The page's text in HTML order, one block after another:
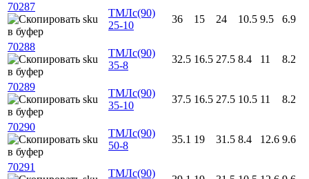
70287
ТМЛс(90)
25-10
36 15 24 10.5 9.5 6.9
70288
ТМЛс(90)
35-8
32.5 16.5 27.5 8.4 11 8.2
70289
ТМЛс(90)
35-10
37.5 16.5 27.5 10.5 11 8.2
70290
ТМЛс(90)
50-8
35.1 19 31.5 8.4 12.6 9.6
70291
ТМЛс(90)